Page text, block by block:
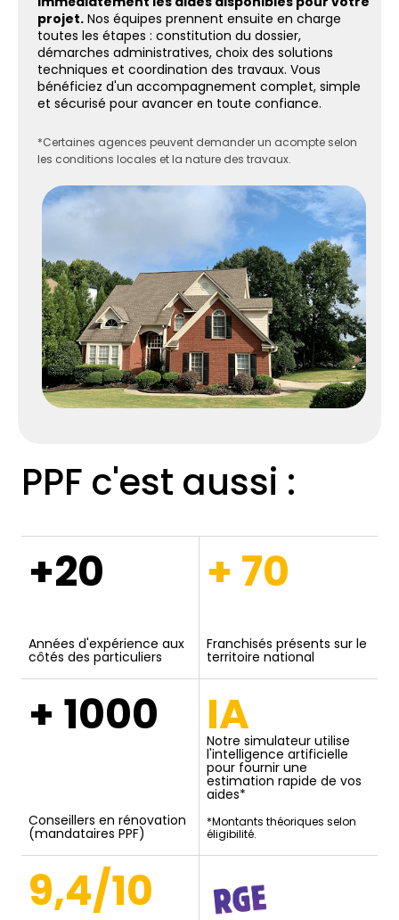
projet. Nos équipes prennent ensuite en charge
toutes les étapes : constitution du dossier,
démarches administratives, choix des solutions
techniques et coordination des travaux. Vous
bénéficiez d'un accompagnement complet, simple
et sécurisé pour avancer en toute confiance.
*Certaines agences peuvent demander un acompte selon
les conditions locales et la nature des travaux.
PPF c'est aussi :
+20
Années d'expérience aux
côtés des particuliers
+ 70
Franchisés présents sur le
territoire national
+ 1000
Conseillers en rénovation
(mandataires PPF)
IA
Notre simulateur utilise
l'intelligence artificielle
pour fournir une
estimation rapide de vos
aides*
*Montants théoriques selon
éligibilité.
9,4/10